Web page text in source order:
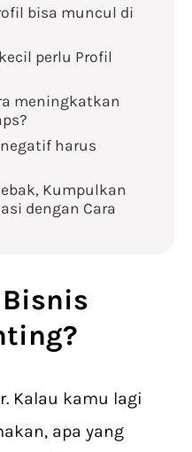
bisa muncul di
perlu Profil
meningkatkan
harus
Kumpulkan
dengan Cara
Kalau kamu lagi
apa yang